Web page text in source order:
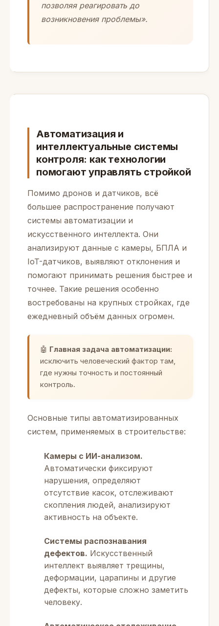
позволяя реагировать до
возникновения проблемы».
Автоматизация и
интеллектуальные системы
контроля: как технологии
помогают управлять стройкой
Помимо дронов и датчиков, всё
большее распространение получают
системы автоматизации и
искусственного интеллекта. Они
анализируют данные с камеры, БПЛА и
IoT-датчиков, выявляют отклонения и
помогают принимать решения быстрее и
точнее. Такие решения особенно
востребованы на крупных стройках, где
ежедневный объём данных огромен.
🤖 Главная задача автоматизации:
исключить человеческий фактор там,
где нужны точность и постоянный
контроль.
Основные типы автоматизированных
систем, применяемых в строительстве:
Камеры с ИИ-анализом.
Автоматически фиксируют
нарушения, определяют
отсутствие касок, отслеживают
скопления людей, анализируют
активность на объекте.
Системы распознавания
дефектов. Искусственный
интеллект выявляет трещины,
деформации, царапины и другие
дефекты, которые сложно заметить
человеку.